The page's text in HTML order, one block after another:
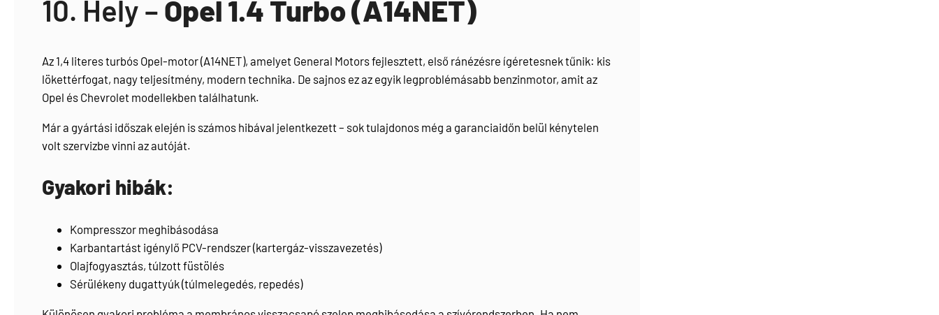
10. Hely – Opel 1.4 Turbo (A14NET)
Az 1,4 literes turbós Opel-motor (A14NET), amelyet General Motors fejlesztett, első ránézésre ígéretesnek tűnik: kis
lökettérfogat, nagy teljesítmény, modern technika. De sajnos ez az egyik legproblémásabb benzinmotor, amit az
Opel és Chevrolet modellekben találhatunk.
Már a gyártási időszak elején is számos hibával jelentkezett – sok tulajdonos még a garanciaidőn belül kénytelen
volt szervizbe vinni az autóját.
Gyakori hibák:
Kompresszor meghibásodása
Karbantartást igénylő PCV-rendszer (kartergáz-visszavezetés)
Olajfogyasztás, túlzott füstölés
Sérülékeny dugattyúk (túlmelegedés, repedés)